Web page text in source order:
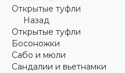
Открытые туфли
Назад
Открытые туфли
Босоножки
Сабо и мюли
Сандалии и вьетнамки